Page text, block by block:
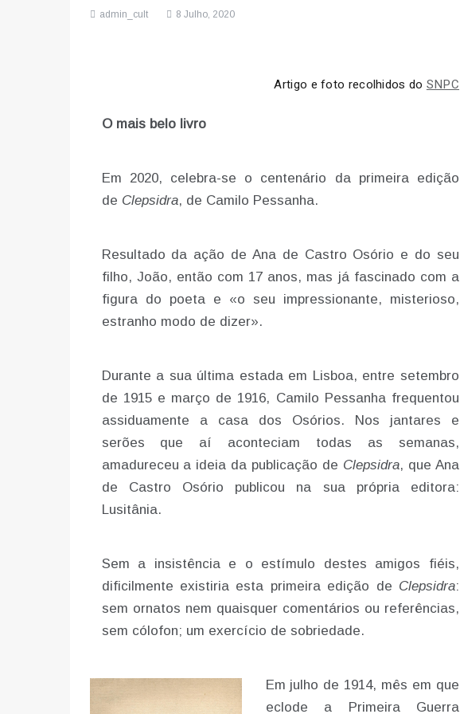
admin_cult 8 Julho, 2020
Artigo e foto recolhidos do SNPC
O mais belo livro
Em 2020, celebra-se o centenário da primeira edição
de Clepsidra, de Camilo Pessanha.
Resultado da ação de Ana de Castro Osório e do seu
filho, João, então com 17 anos, mas já fascinado com a
figura do poeta e «o seu impressionante, misterioso,
estranho modo de dizer».
Durante a sua última estada em Lisboa, entre setembro
de 1915 e março de 1916, Camilo Pessanha frequentou
assiduamente a casa dos Osórios. Nos jantares e
serões que aí aconteciam todas as semanas,
amadureceu a ideia da publicação de Clepsidra, que Ana
de Castro Osório publicou na sua própria editora:
Lusitânia.
Sem a insistência e o estímulo destes amigos fiéis,
dificilmente existiria esta primeira edição de Clepsidra:
sem ornatos nem quaisquer comentários ou referências,
sem cólofon; um exercício de sobriedade.
Em julho de 1914, mês em que
eclode a Primeira Guerra